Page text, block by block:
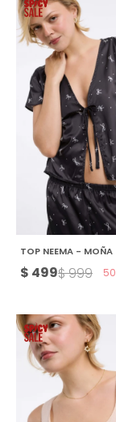
TOP NEEMA - MOÑA
$ 499$999 50